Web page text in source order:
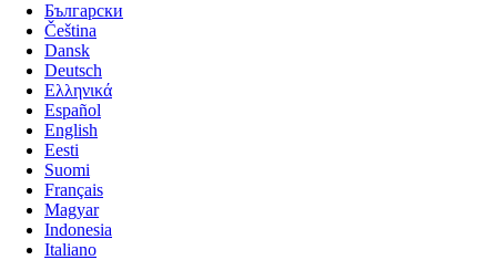
Български
Čeština
Dansk
Deutsch
Ελληνικά
Español
English
Eesti
Suomi
Français
Magyar
Indonesia
Italiano
RedirectWeb
para redirecionar URLs com base nas suas regras